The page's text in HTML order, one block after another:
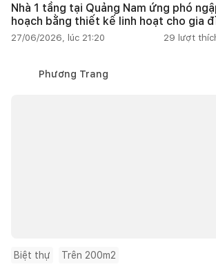
Nhà 1 tầng tại Quảng Nam ứng phó
hoạch bằng thiết kế linh hoạt cho gia
27/06/2026, lúc 21:20 29 lượt
Phương Trang
Biệt thự Trên 200m2